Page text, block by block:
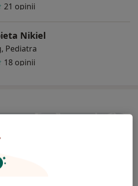
21 opinii
Nikiel
Pediatra
18 opinii
mapę